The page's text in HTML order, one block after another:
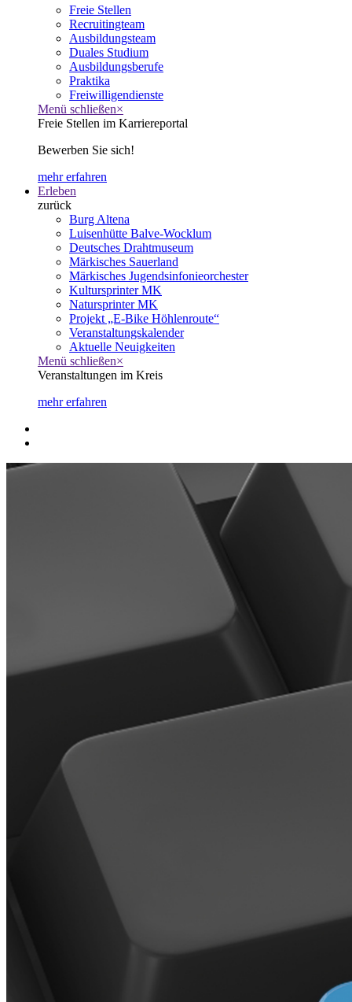
Freie Stellen
Recruitingteam
Ausbildungsteam
Duales Studium
Ausbildungsberufe
Praktika
Freiwilligendienste
Menü schließen×
Freie Stellen im Karriereportal
Bewerben Sie sich!
mehr erfahren
Erleben
zurück
Burg Altena
Luisenhütte Balve-Wocklum
Deutsches Drahtmuseum
Märkisches Sauerland
Märkisches Jugendsinfonieorchester
Kultursprinter MK
Natursprinter MK
Projekt „E-Bike Höhlenroute“
Veranstaltungskalender
Aktuelle Neuigkeiten
Menü schließen×
Veranstaltungen im Kreis
mehr erfahren